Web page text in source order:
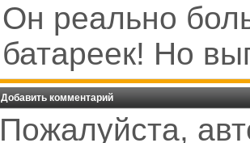
Он реально
батареек! Но
Добавить комментарий
Пожалуйста,